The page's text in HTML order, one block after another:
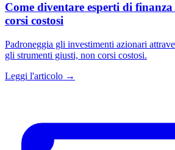
Come diventare esperti di finanza
corsi costosi
Padroneggia gli investimenti azionari
gli strumenti giusti, non corsi costosi.
Leggi l'articolo →